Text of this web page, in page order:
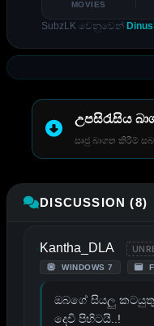
MOVIES
SubzLK වෙනුවෙන්
උපසිරැසිය
සෘජු බාගත කිරීම්
DISCUSSION (8)
Kantha_DLA
WINDOWS 7
ඔබගේ සියලු කටයුතු
දෙවි පිහිටයි..!